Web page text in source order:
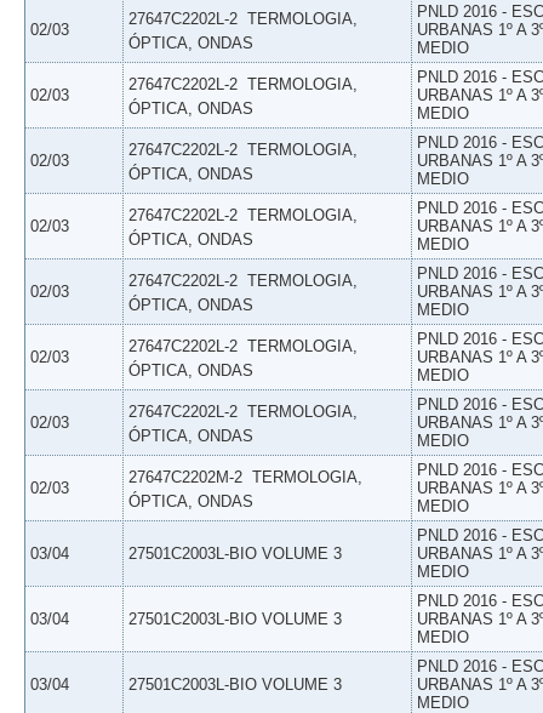
02/03
27647C2202L-2  TERMOLOGIA,
ÓPTICA, ONDAS
PNLD 2016 -
URBANAS 1º A
MEDIO
02/03
27647C2202L-2  TERMOLOGIA,
ÓPTICA, ONDAS
PNLD 2016 -
URBANAS 1º A
MEDIO
02/03
27647C2202L-2  TERMOLOGIA,
ÓPTICA, ONDAS
PNLD 2016 -
URBANAS 1º A
MEDIO
02/03
27647C2202L-2  TERMOLOGIA,
ÓPTICA, ONDAS
PNLD 2016 -
URBANAS 1º A
MEDIO
02/03
27647C2202L-2  TERMOLOGIA,
ÓPTICA, ONDAS
PNLD 2016 -
URBANAS 1º A
MEDIO
02/03
27647C2202L-2  TERMOLOGIA,
ÓPTICA, ONDAS
PNLD 2016 -
URBANAS 1º A
MEDIO
02/03
27647C2202L-2  TERMOLOGIA,
ÓPTICA, ONDAS
PNLD 2016 -
URBANAS 1º A
MEDIO
02/03
27647C2202M-2  TERMOLOGIA,
ÓPTICA, ONDAS
PNLD 2016 -
URBANAS 1º A
MEDIO
03/04 27501C2003L-BIO VOLUME 3
PNLD 2016 -
URBANAS 1º A
MEDIO
03/04 27501C2003L-BIO VOLUME 3
PNLD 2016 -
URBANAS 1º A
MEDIO
03/04 27501C2003L-BIO VOLUME 3
PNLD 2016 -
URBANAS 1º A
MEDIO